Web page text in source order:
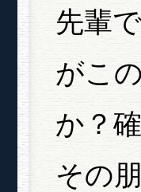
先輩
がこ
か？
その